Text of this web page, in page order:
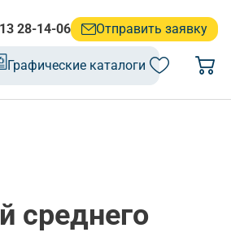
28-14-06 Отправить заявку
Графические каталоги
среднего